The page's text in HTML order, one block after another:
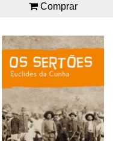
Comprar